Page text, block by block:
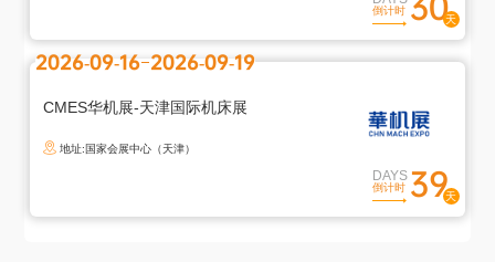
倒计时
2026-09-16 2026-09-19
CMES华机展-天津国际机床展
地址:国家会展中心（天津）
DAYS
倒计时 39